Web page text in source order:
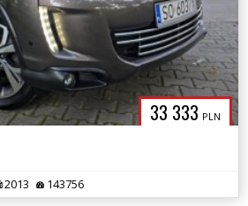
33 333 PLN
2013 143756